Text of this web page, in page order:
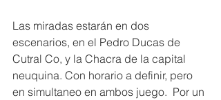
Las miradas estarán en dos
escenarios, en el Pedro Ducas de
Cutral Co, y la Chacra de la capital
neuquina. Con horario a definir, pero
en simultaneo en ambos juego.  Por un